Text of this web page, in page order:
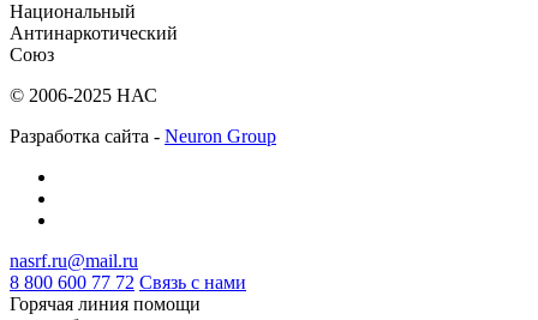
Национальный
Антинаркотический
Союз
© 2006-2025 НАС
Разработка сайта - Neuron Group
nasrf.ru@mail.ru
8 800 600 77 72 Связь с нами
Горячая линия помощи